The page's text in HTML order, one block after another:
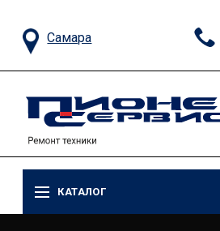
Самара
КАТАЛОГ